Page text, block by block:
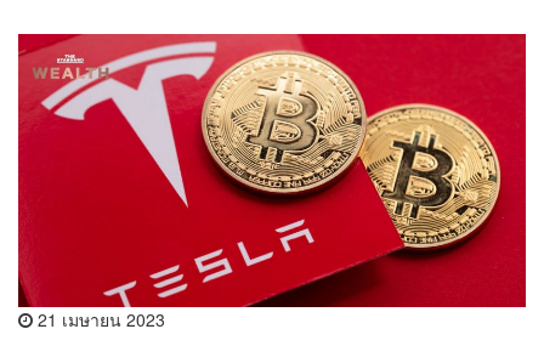
21 เมษายน 2023